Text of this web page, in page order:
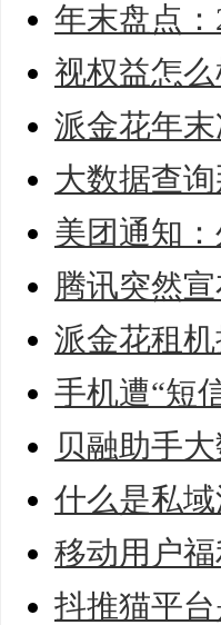
年末盘点
视权益怎
派金花年
大数据查
美团通知
腾讯突然
派金花租
手机遭“短
贝融助手
什么是私
移动用户
抖推猫平